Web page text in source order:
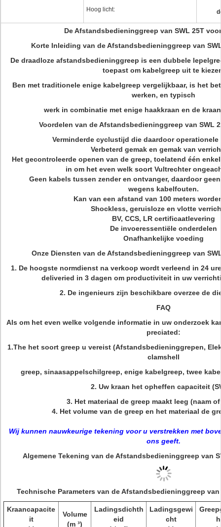
Hoog licht:
De Afstandsbedieninggreep van SWL 25T
Korte Inleiding van de Afstandsbedieninggreep van
De draadloze afstandsbedieninggreep is een dubbele
toepast om kabelgreep uit te
Ben met traditionele enige kabelgreep vergelijkbaar, is het
werken, en typisch
werk in combinatie met enige haakkraan en de
Voordelen van de Afstandsbedieninggreep van SWL
Verminderde cyclustijd die daardoor
Verbeterd gemak en gemak van
Het gecontroleerde openen van de greep, toelatend één
in om het even welk soort Vultrechter
Geen kabels tussen zender en ontvanger, daardoor
wegens kabelfouten.
Kan van een afstand van 100 meters
Shockless, geruisloze en vlotte
BV, CCS, LR certificaatlevering
De invoeressentiële onderdelen
Onafhankelijke voeding
Onze Diensten van de Afstandsbedieninggreep van
1. De hoogste normdienst na verkoop wordt verleend in 24
deliveried in 3 dagen om productiviteit in uw
2. De ingenieurs zijn beschikbare overzee de
FAQ
Als om het even welke volgende informatie in uw onderzoek
preciated:
1.The het soort greep u vereist (Afstandsbedieninggrepen,
clamshell
greep, sinaasappelschilgreep, enige kabelgreep, twee
2. Uw kraan het opheffen capaciteit
3. Het materiaal de greep maakt leeg (naam
4. Het volume van de greep en het materiaal de
Wij kunnen nauwkeurige tekening voor u verstrekken met
ons geeft.
Algemene Tekening van de Afstandsbedieninggreep van
Technische Parameters van de Afstandsbedieninggreep
Kraancapacite
it
Volume
(m ³)
Ladingsdichth
eid
Ladingsgewi
cht